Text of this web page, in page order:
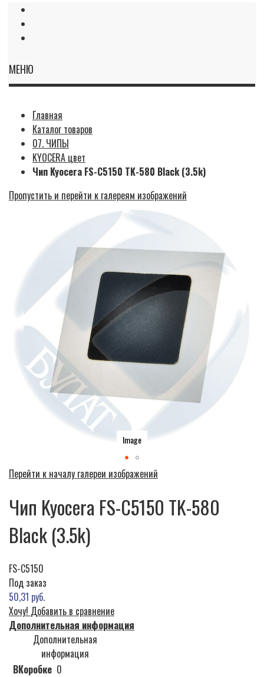
МЕНЮ
Главная
Каталог товаров
07. ЧИПЫ
KYOCERA цвет
Чип Kyocera FS-C5150 TK-580 Black (3.5k)
Пропустить и перейти к галереям изображений
Image
Перейти к началу галереи изображений
Чип Kyocera FS-C5150 TK-580
Black (3.5k)
FS-C5150
Под заказ
50,31 руб.
Хочу! Добавить в сравнение
Дополнительная информация
Дополнительная
информация
ВКоробке 0